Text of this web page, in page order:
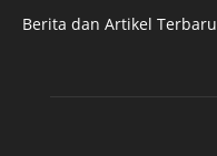
Berita dan Artikel Terbaru